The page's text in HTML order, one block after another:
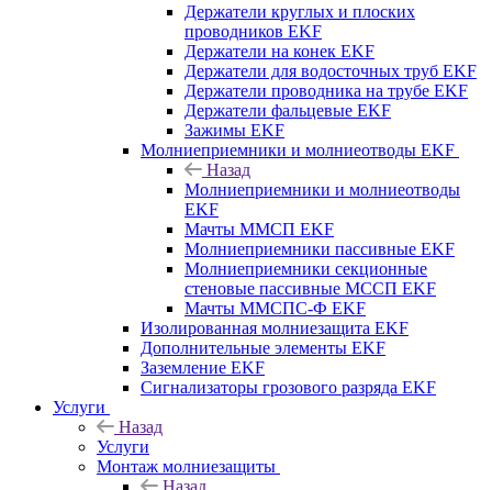
Держатели круглых и плоских
проводников EKF
Держатели на конек EKF
Держатели для водосточных труб EKF
Держатели проводника на трубе EKF
Держатели фальцевые EKF
Зажимы EKF
Молниеприемники и молниеотводы EKF
Назад
Молниеприемники и молниеотводы
EKF
Мачты ММСП EKF
Молниеприемники пассивные EKF
Молниеприемники секционные
стеновые пассивные МССП EKF
Мачты ММСПС-Ф EKF
Изолированная молниезащита EKF
Дополнительные элементы EKF
Заземление EKF
Сигнализаторы грозового разряда EKF
Услуги
Назад
Услуги
Монтаж молниезащиты
Назад